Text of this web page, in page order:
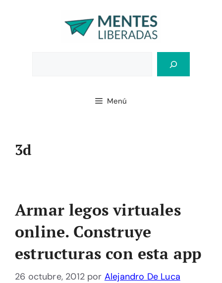
Menú
3d
Armar legos virtuales
online. Construye
estructuras con esta app
26 octubre, 2012 por Alejandro De Luca